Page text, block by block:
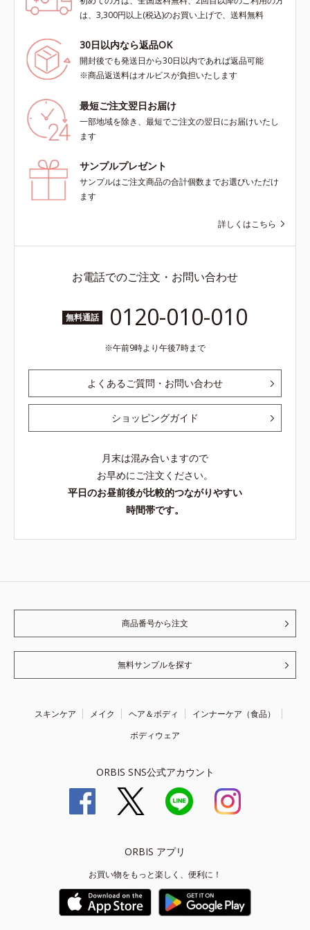
は、3,300円以上(税込)のお買い上げで、送料無料
30日以内なら返品OK
開封後でも発送日から30日以内であれば返品可能
※商品返送料はオルビスが負担いたします
最短ご注文翌日お届け
一部地域を除き、最短でご注文の翌日にお届けいたし
ます
サンプルプレゼント
サンプルはご注文商品の合計個数までお選びいただけ
ます
詳しくはこちら
お電話でのご注文・お問い合わせ
無料通話 0120-010-010
午前9時より午後7時まで
よくあるご質問・お問い合わせ
ショッピングガイド
月末は混み合いますので
お早めにご注文ください。
平日のお昼前後が比較的つながりやすい
時間帯です。
商品番号から注文
無料サンプルを探す
スキンケア メイク ヘア＆ボディ
インナーケア（食品）
ボディウェア
ORBIS SNS公式アカウント
ORBIS アプリ
お買い物をもっと楽しく、便利に！